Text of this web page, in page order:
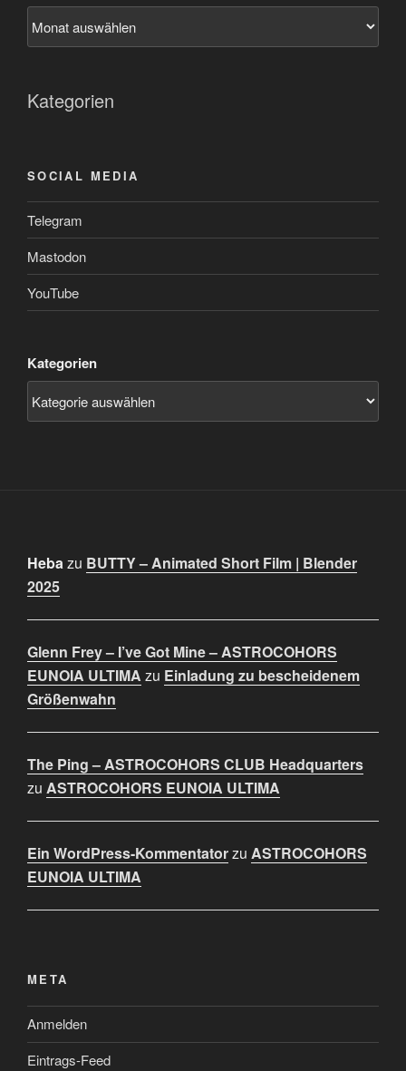
Kategorien
SOCIAL MEDIA
Telegram
Mastodon
YouTube
Kategorien
Hebazu BUTTY – Animated Short Film | Blender
2025
Glenn Frey – I’ve Got Mine – ASTROCOHORS
EUNOIA ULTIMA zu Einladung zu bescheidenem
Größenwahn
The Ping – ASTROCOHORS CLUB Headquarters
zu ASTROCOHORS EUNOIA ULTIMA
Ein WordPress-Kommentatorzu ASTROCOHORS
EUNOIA ULTIMA
META
Anmelden
Eintrags-Feed